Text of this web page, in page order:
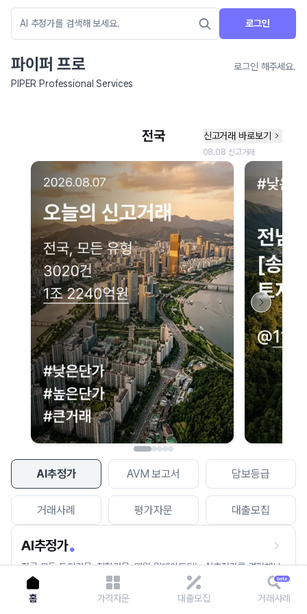
로그인
파이퍼 프로
로그인 해주세요.
PIPER Professional Services
AI추정가 AVM 보고서 담보등급
거래사례 평가자문 대출모집
AI추정가
전국 모든 토지건물, 집합건물, 매월 업데이트되는 AI추정가를 경험해보
세요.
네이버 지도 연결 안내
현재 네이버 지도 연결이 원활하지 않아 지도를 불러올 수 없습니다.
이용에 불편을 드려 죄송합니다.
다시 시도
홈 가격자문 대출모집 거래사례